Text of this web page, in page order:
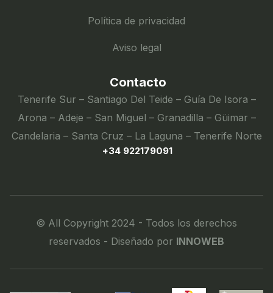
Política de privacidad
Aviso legal
Contacto
Tenerife Sur – Santiago Del Teide – Guía De Isora –
Arona – Adeje – San Miguel – Granadilla – Güimar –
Candelaria – Santa Cruz – La Laguna – Tenerife Norte
+34 922179091
© All Copyright 2024 - Todos los derechos
reservados - Diseñado por INNOWEB